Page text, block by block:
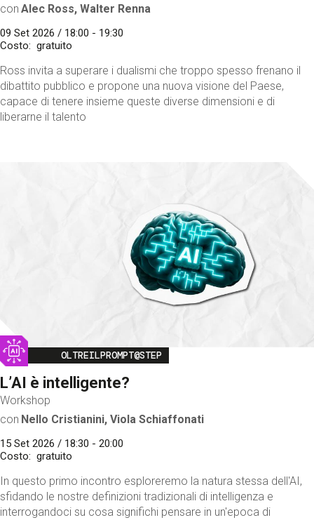
con Alec Ross, Walter Renna
09 Set 2026 / 18:00 - 19:30
Costo
gratuito
Ross invita a superare i dualismi che troppo spesso frenano il
dibattito pubblico e propone una nuova visione del Paese,
capace di tenere insieme queste diverse dimensioni e di
liberarne il talento
Image
OLTREILPROMPT@STEP
L’AI è intelligente?
Workshop
con Nello Cristianini, Viola Schiaffonati
15 Set 2026 / 18:30 - 20:00
Costo
gratuito
In questo primo incontro esploreremo la natura stessa dell'AI,
sfidando le nostre definizioni tradizionali di intelligenza e
interrogandoci su cosa significhi pensare in un'epoca di